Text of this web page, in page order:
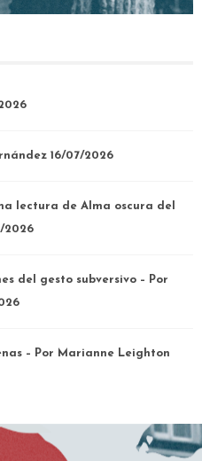
16/07/2026
lectura de Alma oscura del
2026
del gesto subversivo – Por
– Por Marianne Leighton